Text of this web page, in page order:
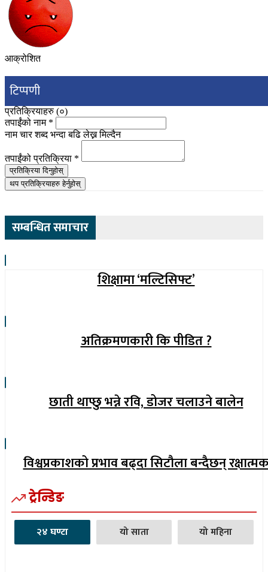
आक्रोशित
टिप्पणी
प्रतिक्रियाहरु (०)
तपाईंको नाम *
नाम चार शब्द भन्दा बढि लेख्न मिल्दैन
तपाईंको प्रतिक्रिया *
प्रतिक्रिया दिनुहोस्
थप प्रतिक्रियाहरु हेर्नुहोस्
सम्बन्धित समाचार
शिक्षामा ‘मल्टिसिफ्ट’
अतिक्रमणकारी कि पीडित ?
छाती थाप्छु भन्ने रवि, डोजर चलाउने बालेन
विश्वप्रकाशको प्रभाव बढ्दा सिटौला बन्दैछन्
ट्रेन्डिङ
२४ घण्टा यो साता यो महिना